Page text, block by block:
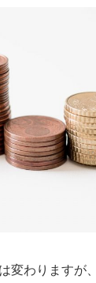
変わりますが